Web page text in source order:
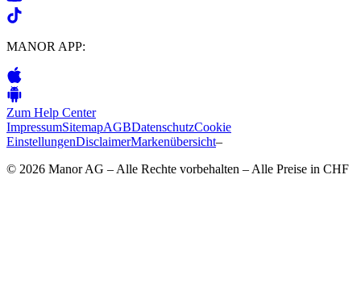
MANOR APP:
Zum Help Center
ImpressumSitemapAGBDatenschutzCookie
EinstellungenDisclaimerMarkenübersicht–
© 2026 Manor AG – Alle Rechte vorbehalten – Alle Preise in CHF